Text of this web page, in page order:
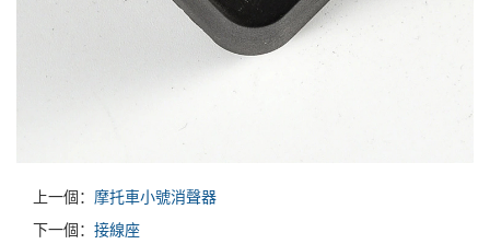
上一個： 摩托車小號消聲器
下一個： 接線座